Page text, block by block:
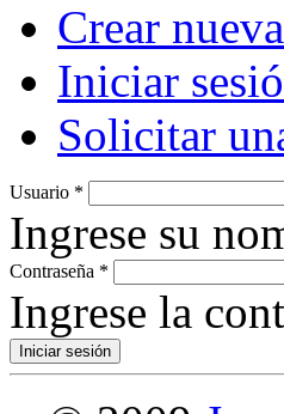
Crear
Iniciar
Solicitar
Usuario *
Ingrese su
Contraseña *
Ingrese la